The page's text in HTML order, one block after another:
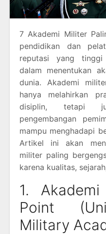
7 Akademi Militer
pendidikan dan
reputasi yang
dalam menentukan
dunia. Akademi
hanya melahirkan
disiplin, tetapi
pengembangan
mampu menghadapi
Artikel ini akan
militer paling
karena kualitas,
1.
Point
Military